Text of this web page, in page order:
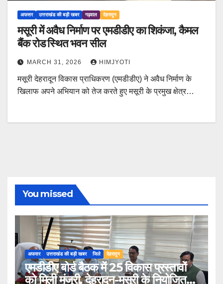
अफसर उत्तराखंड की बड़ी खबर गढ़वाल देहरादून
मसूरी में अवैध निर्माण पर एमडीडीए का शिकंजा, कैमल
बैंक रोड स्थित भवन सील
MARCH 31, 2026 HIMJYOTI
मसूरी देहरादून विकास प्राधिकरण (एमडीडीए) ने अवैध निर्माण के
खिलाफ अपने अभियान को तेज करते हुए मसूरी के प्रमुख क्षेत्र…
You missed
अफसर उत्तराखंड की बड़ी खबर जिले देहरादून
एमडीडीए बोर्ड बैठक में 25 विकास प्रस्तावों
को मिली मंजूरी, देहरादून-मसूरी के नियोजित